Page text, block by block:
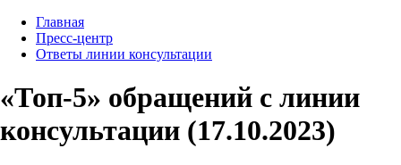
Главная
Пресс-центр
Ответы линии консультации
«Топ-5» обращений с линии
консультации (17.10.2023)